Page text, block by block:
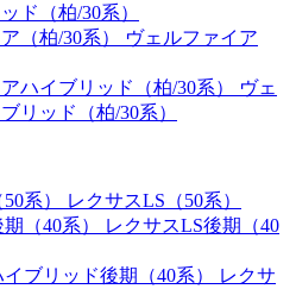
ド（柏/30系）
ヴェルファイア
ヴェ
リッド（柏/30系）
レクサスLS（50系）
レクサスLS後期（40
レクサ